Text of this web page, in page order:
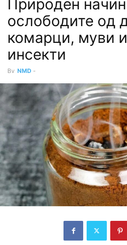
Природен
ослободите од
комарци, муви
инсекти
By NMD -